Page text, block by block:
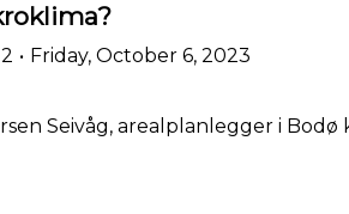
2 • Friday, October 6, 2023
Seivåg, arealplanlegger i